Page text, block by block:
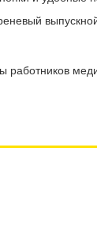
работников